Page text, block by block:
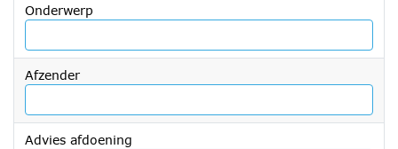
tot
met
Onderwerp
Afzender
Advies afdoening